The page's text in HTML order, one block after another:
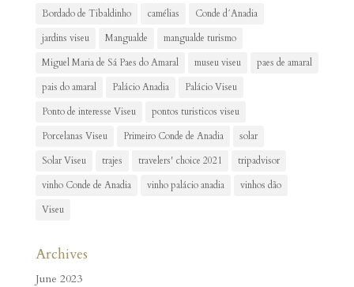
Bordado de Tibaldinho
camélias
Conde d´Anadia
jardins viseu
Mangualde
mangualde turismo
Miguel Maria de Sá Paes do Amaral
museu viseu
paes de amaral
pais do amaral
Palácio Anadia
Palácio Viseu
Ponto de interesse Viseu
pontos turisticos viseu
Porcelanas Viseu
Primeiro Conde de Anadia
solar
Solar Viseu
trajes travelers' choice 2021
tripadvisor
vinho Conde de Anadia
vinho palácio anadia
vinhos dão
Viseu
Archives
June 2023